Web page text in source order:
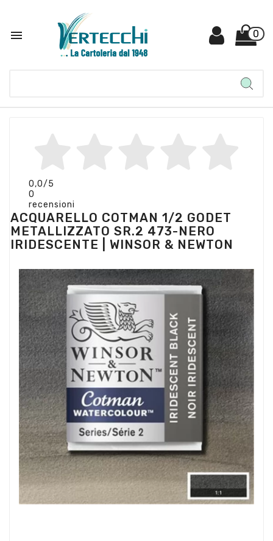
 0
0,0/5
0
recensioni
ACQUARELLO COTMAN 1/2 GODET
METALLIZZATO SR.2 473-NERO
IRIDESCENTE | WINSOR & NEWTON